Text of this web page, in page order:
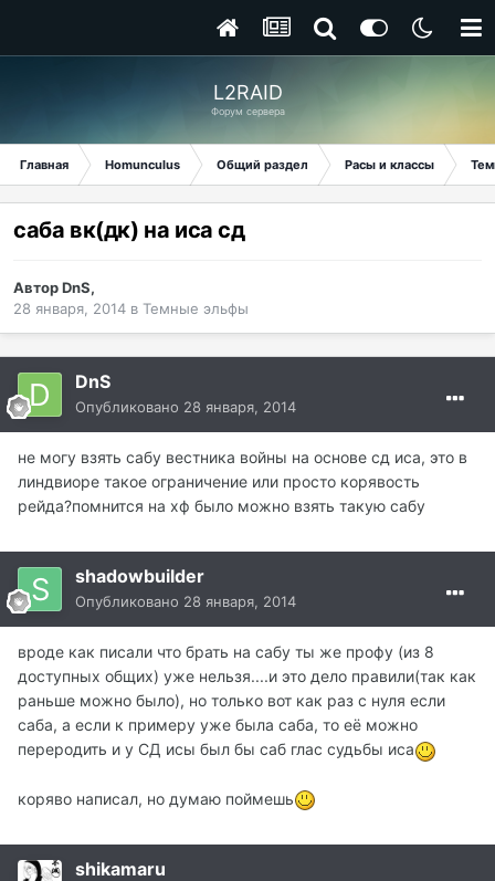
L2RAID
Форум сервера
Главная Homunculus Общий раздел Расы и классы
саба вк(дк) на иса сд
АвторDnS,
28 января, 2014 в Темные эльфы
DnS
Опубликовано 28 января, 2014
не могу взять сабу вестника войны на основе сд иса, это в
линдвиоре такое ограничение или просто корявость
рейда?помнится на хф было можно взять такую сабу
shadowbuilder
Опубликовано 28 января, 2014
вроде как писали что брать на сабу ты же профу (из 8
доступных общих) уже нельзя....и это дело правили(так как
раньше можно было), но только вот как раз с нуля если
саба, а если к примеру уже была саба, то её можно
переродить и у СД исы был бы саб глас судьбы иса
коряво написал, но думаю поймешь
shikamaru